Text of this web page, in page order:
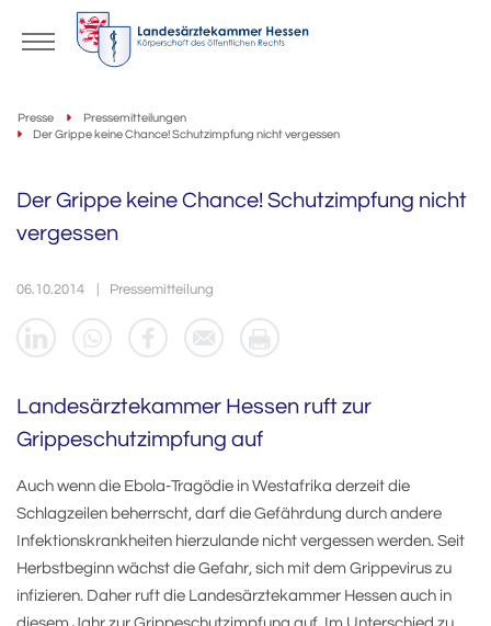
Presse
Pressemitteilungen
Der Grippe keine Chance! Schutzimpfung nicht vergessen
Der Grippe keine Chance! Schutzimpfung nicht
vergessen
06.10.2014 Pressemitteilung
Landesärztekammer Hessen ruft zur
Grippeschutzimpfung auf
Auch wenn die Ebola-Tragödie in Westafrika derzeit die
Schlagzeilen beherrscht, darf die Gefährdung durch andere
Infektionskrankheiten hierzulande nicht vergessen werden. Seit
Herbstbeginn wächst die Gefahr, sich mit dem Grippevirus zu
infizieren. Daher ruft die Landesärztekammer Hessen auch in